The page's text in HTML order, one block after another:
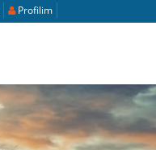
Profilim